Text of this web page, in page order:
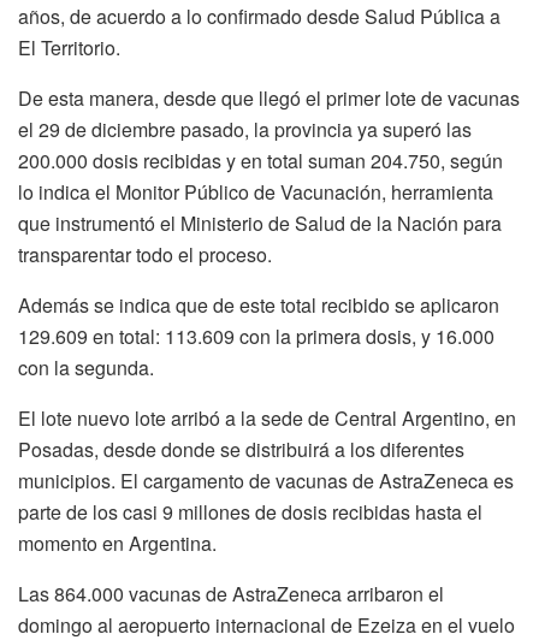
años, de acuerdo a lo confirmado desde Salud Pública a
El Territorio.
De esta manera, desde que llegó el primer lote de vacunas
el 29 de diciembre pasado, la provincia ya superó las
200.000 dosis recibidas y en total suman 204.750, según
lo indica el Monitor Público de Vacunación, herramienta
que instrumentó el Ministerio de Salud de la Nación para
transparentar todo el proceso.
Además se indica que de este total recibido se aplicaron
129.609 en total: 113.609 con la primera dosis, y 16.000
con la segunda.
El lote nuevo lote arribó a la sede de Central Argentino, en
Posadas, desde donde se distribuirá a los diferentes
municipios. El cargamento de vacunas de AstraZeneca es
parte de los casi 9 millones de dosis recibidas hasta el
momento en Argentina.
Las 864.000 vacunas de AstraZeneca arribaron el
domingo al aeropuerto internacional de Ezeiza en el vuelo